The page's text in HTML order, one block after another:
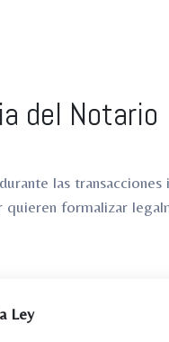
del Notario
las
formalizar
Ley